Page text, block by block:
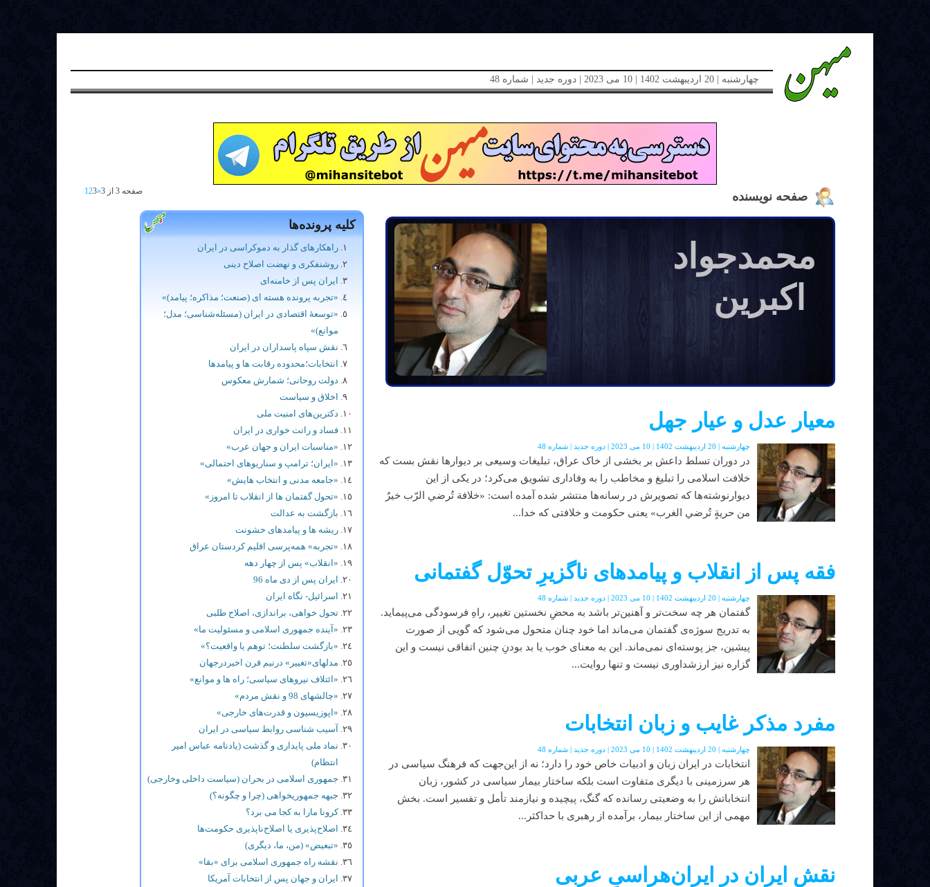
چهارشنبه | 20 اردیبهشت 1402 | 10 می 2023 | دوره جدید | شماره 48
صفحه نویسنده
محمد‌جواد
اکبرین
معیار عدل و عیار جهل
چهارشنبه | 20 اردیبهشت 1402 | 10 می 2023 | دوره جدید | شماره 48
در دوران تسلط داعش بر بخشی از خاک عراق، تبلیغات وسیعی بر دیوارها نقش بست که
خلافت اسلامی را تبلیغ و مخاطب را به وفاداری تشویق می‌کرد؛ در یکی از این
دیوارنوشته‌ها که تصویرش در رسانه‌ها منتشر شده آمده است: «خلافة تُرضي الرّب خيرٌ
من حريةٍ تُرضي الغرب» یعنی حکومت و خلافتی که خدا...
فقه پس از انقلاب و پیامدهای ناگزیرِ تحوّل گفتمانی
چهارشنبه | 20 اردیبهشت 1402 | 10 می 2023 | دوره جدید | شماره 48
گفتمان هر چه سخت‌تر و آهنین‌تر باشد به محضِ نخستین تغییر، راهِ فرسودگی می‌پیماید.
به تدریج سوژه‌ی گفتمان می‌ماند اما خود چنان متحول می‌شود که گویی از صورت
پیشین، جز پوسته‌ای نمی‌ماند. این به معنای خوب یا بد بودنِ چنین اتفاقی نیست و این
گزاره نیز ارزشداوری نیست و تنها روایت...
مفرد مذکر غایب و زبان انتخابات
چهارشنبه | 20 اردیبهشت 1402 | 10 می 2023 | دوره جدید | شماره 48
انتخابات در ایران زبان و ادبیات خاص خود را دارد؛ نه از این‌جهت که فرهنگ سیاسی در
هر سرزمینی با دیگری متفاوت است بلکه ساختار بیمار سیاسی در کشور، زبان
انتخاباتش را به وضعیتی رسانده که گنگ، پیچیده و نیازمند تأمل و تفسیر است. بخش
مهمی از این ساختار بیمار، برآمده از رهبری با حداکثر...
نقش ایران در ایران‌هراسیِ عربی
صفحه 3 از 3 «
123
کلیه پرونده‌ها
راهکارهای گذار به دموکراسی در ایران
روشنفکری و نهضت اصلاح دینی
ایران پس از خامنه‌ای
«تجربه پرونده هسته ای (صنعت؛ مذاکره؛ پیامد)»
«توسعۀ اقتصادی در ایران (مسئله‌شناسی؛ مدل؛
موانع)»
نقش سپاه پاسداران در ایران
انتخابات؛محدوده رقابت ها و پيامدها
دولت روحانی؛ شمارش معکوس
اخلاق و سیاست
دکترین‌های امنیت ملی
فساد و رانت خواری در ایران
«مناسبات ایران و جهان عرب»
«ایران؛ ترامپ و سناریوهای احتمالی»
«جامعه مدنی و انتخاب هایش»
«تحول گفتمان ها از انقلاب تا امروز»
بازگشت به عدالت
ریشه ها و پیامدهای خشونت
«تجربه» همه‌پرسی اقلیم کردستان عراق
«انقلاب» پس از چهار دهه
ایران پس از دی ماه 96
اسرائیل- نگاه ایران
تحول خواهی، براندازی، اصلاح طلبی
«آینده جمهوری اسلامی و مسئولیت ما»
«بازگشت سلطنت؛ توهم یا واقعیت؟»
مدلهای«تغییر» درنیم قرن اخیردرجهان
«ائتلاف نیروهای سیاسی؛ راه ها و موانع»
«چالشهای 98 و نقش مردم»
«اپوزیسیون و قدرت‌های خارجی»
آسیب شناسی روابط سیاسی در ایران
نماد ملی پایداری و گذشت (یادنامه عباس امیر
انتظام)
جمهوری اسلامی در بحران (سیاست داخلی وخارجی)
جبهه جمهوریخواهی (چرا و چگونه؟)
کرونا مارا به کجا می برد؟
اصلاح‌پذیری یا اصلاح‌ناپذیری حکومت‌ها
«تبعیض» (من، ما، دیگری)
نقشه راه جمهوری اسلامی برای «بقا»
ایران و جهان پس از انتخابات آمریکا